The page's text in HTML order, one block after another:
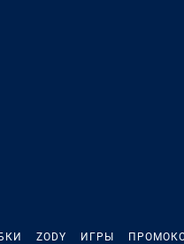
ZODY ИГРЫ